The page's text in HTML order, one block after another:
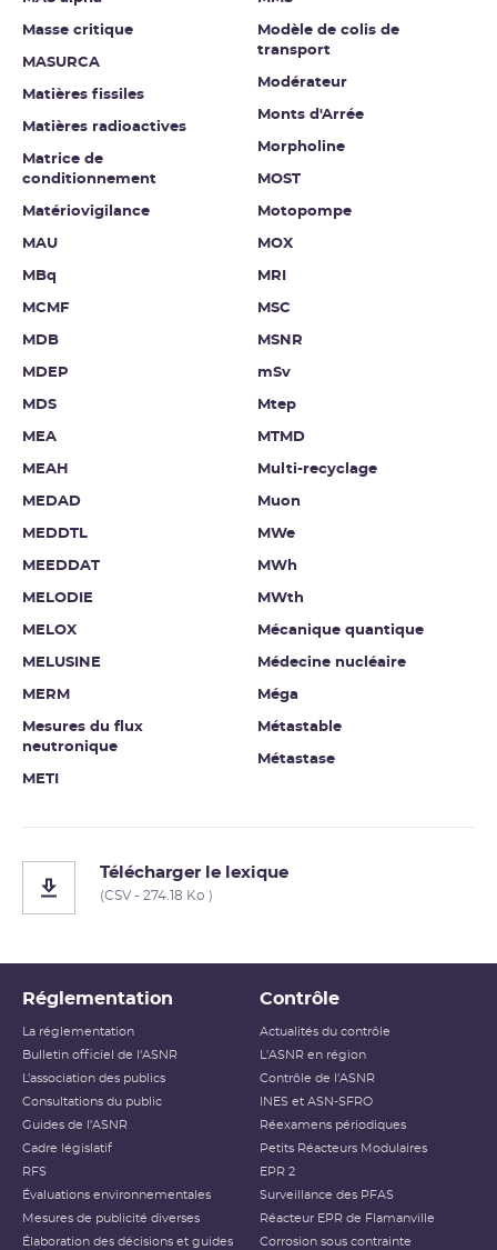
Masse critique
MASURCA
Matières fissiles
Matières radioactives
Matrice de
conditionnement
Matériovigilance
MAU
MBq
MCMF
MDB
MDEP
MDS
MEA
MEAH
MEDAD
MEDDTL
MEEDDAT
MELODIE
MELOX
MELUSINE
MERM
Mesures du flux
neutronique
METI
Modèle de colis de
transport
Modérateur
Monts d'Arrée
Morpholine
MOST
Motopompe
MOX
MRI
MSC
MSNR
mSv
Mtep
MTMD
Multi-recyclage
Muon
MWe
MWh
MWth
Mécanique quantique
Médecine nucléaire
Méga
Métastable
Métastase
Télécharger le lexique
(CSV - 274.18 Ko )
Réglementation
La réglementation
Bulletin officiel de l'ASNR
L’association des publics
Consultations du public
Guides de l'ASNR
Cadre législatif
RFS
Évaluations environnementales
Mesures de publicité diverses
Élaboration des décisions et guides
Contrôle
Actualités du contrôle
L'ASNR en région
Contrôle de l'ASNR
INES et ASN-SFRO
Réexamens périodiques
Petits Réacteurs Modulaires
EPR 2
Surveillance des PFAS
Réacteur EPR de Flamanville
Corrosion sous contrainte